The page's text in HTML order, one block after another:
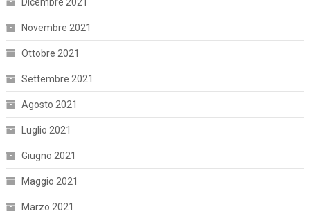
Novembre 2021
Ottobre 2021
Settembre 2021
Agosto 2021
Luglio 2021
Giugno 2021
Maggio 2021
Marzo 2021